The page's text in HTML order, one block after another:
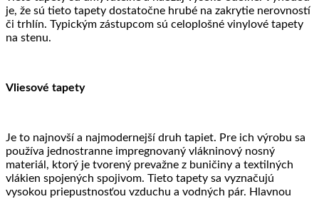
je, že sú tieto tapety dostatočne hrubé na zakrytie nerovností
či trhlín. Typickým zástupcom sú celoplošné vinylové tapety
na stenu.
Vliesové tapety
Je to najnovší a najmodernejší druh tapiet. Pre ich výrobu sa
používa jednostranne impregnovaný vlákninový nosný
materiál, ktorý je tvorený prevažne z buničiny a textilných
vlákien spojených spojivom. Tieto tapety sa vyznačujú
vysokou priepustnosťou vzduchu a vodných pár. Hlavnou